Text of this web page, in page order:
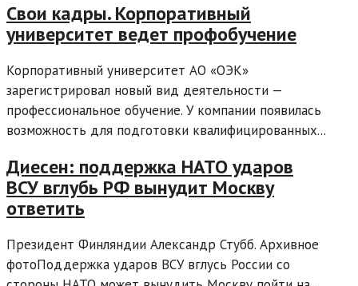
Свои кадры. Корпоративный
университет ведет профобучение
Корпоративный университет АО «ОЭК»
зарегистрировал новый вид деятельности —
профессиональное обучение. У компании появилась
возможность для подготовки квалифицированных...
Диесен: поддержка НАТО ударов
ВСУ вглубь РФ вынудит Москву
ответить
Президент Финляндии Александр Стубб. Архивное
фотоПоддержка ударов ВСУ вглусь России со